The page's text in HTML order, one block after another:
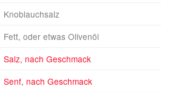
Knoblauchsalz
Fett, oder etwas Olivenöl
Salz, nach Geschmack
Senf, nach Geschmack